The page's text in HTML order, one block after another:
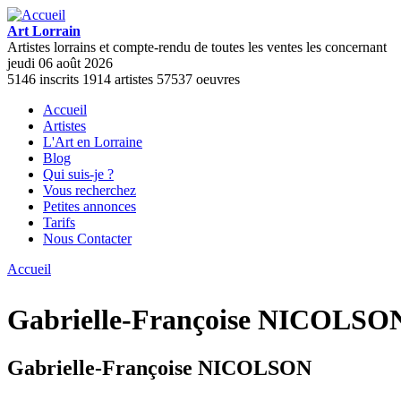
Aller au contenu principal
Art Lorrain
Artistes lorrains et compte-rendu de toutes les ventes les concernant
jeudi 06 août 2026
5146 inscrits 1914 artistes 57537 oeuvres
Menu principal
Accueil
Artistes
L'Art en Lorraine
Blog
Qui suis-je ?
Vous recherchez
Petites annonces
Tarifs
Nous Contacter
Accueil
Gabrielle-Françoise
Gabrielle-Françoise NICOLSON